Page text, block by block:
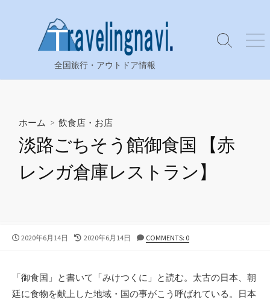
へ
全国旅行・アウトドア情報
検
り
メ
ー
ホーム > 飲食店・お店
淡路ごちそう館御食国 【赤
レンガ倉庫レストラン】
公
2020年6月14日
最
日
2020年6月14日 COMMENTS: 0
「御食国」と書いて「みけつくに」と読む。太古の日本、朝
廷に食物を献上した地域・国の事がこう呼ばれている。日本